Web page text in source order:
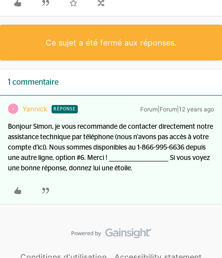
Ce sujet a été fermé aux réponses.
1 commentaire
Y Yannick RÉPONSE Forum|Forum|12 years ago
Bonjour Simon, je vous recommande de contacter directement notre
assistance technique par téléphone (nous n'avons pas accès à votre
compte d'ici). Nous sommes disponibles au 1-866-995-6636 depuis
une autre ligne, option #6. Merci ! ________________________ Si vous voyez
une bonne réponse, donnez lui une étoile.